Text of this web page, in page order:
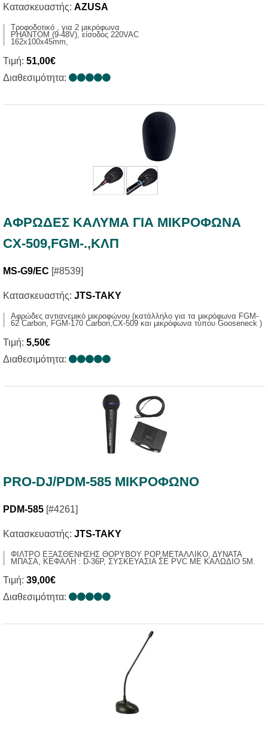
Κατασκευαστής: AZUSA
Τροφοδοτικό , για 2 μικρόφωνα
PHANTOM (9-48V), είσοδος 220VAC
162x100x45mm,
Τιμή: 51,00€
Διαθεσιμότητα:
AΦΡΩΔΕΣ ΚΑΛΥΜΑ ΓΙΑ ΜΙΚΡΟΦΩΝΑ
CX-509,FGM-.,ΚΛΠ
MS-G9/EC [#8539]
Κατασκευαστής: JTS-TAKY
Αφρώδες αντιανεμικό μικροφώνου (κατάλληλο για τα μικρόφωνα FGM-
62 Carbon, FGM-170 Carbon,CX-509 και μικρόφωνα τύπου Gooseneck )
Τιμή: 5,50€
Διαθεσιμότητα:
PRO-DJ/PDM-585 ΜΙΚΡΟΦΩΝΟ
PDM-585 [#4261]
Κατασκευαστής: JTS-TAKY
ΦΙΛΤΡΟ ΕΞΑΣΘΕΝΗΣΗΣ ΘΟΡΥΒΟΥ POP,ΜΕΤΑΛΛΙΚΟ, ΔΥΝΑΤΑ
ΜΠΑΣΑ, ΚΕΦΑΛΗ : D-36P, ΣΥΣΚΕΥΑΣΙΑ ΣΕ PVC ΜΕ ΚΑΛΩΔΙΟ 5Μ.
Τιμή: 39,00€
Διαθεσιμότητα: